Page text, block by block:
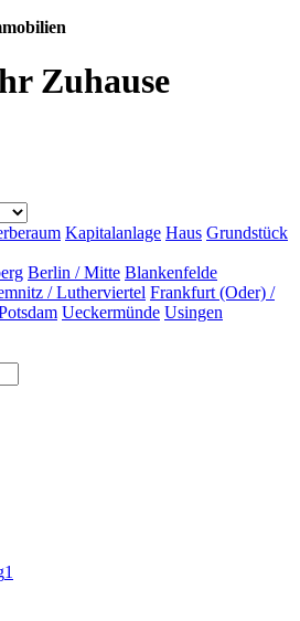
Zuhause
Kapitalanlage Haus Grundstück
Berlin / Mitte Blankenfelde
/ Lutherviertel Frankfurt (Oder) /
Ueckermünde Usingen
1